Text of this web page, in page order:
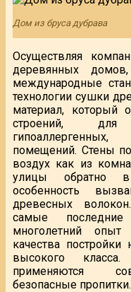
Дом из бруса дубрава
Осуществляя
деревянных
международные
технологии сушки
материал, который
строений, для
помещений. Стены
воздух как из
улицы обратно
особенность
древесных
самые последние
многолетний опыт
качества
высокого
применяются
безопасные пропитки.